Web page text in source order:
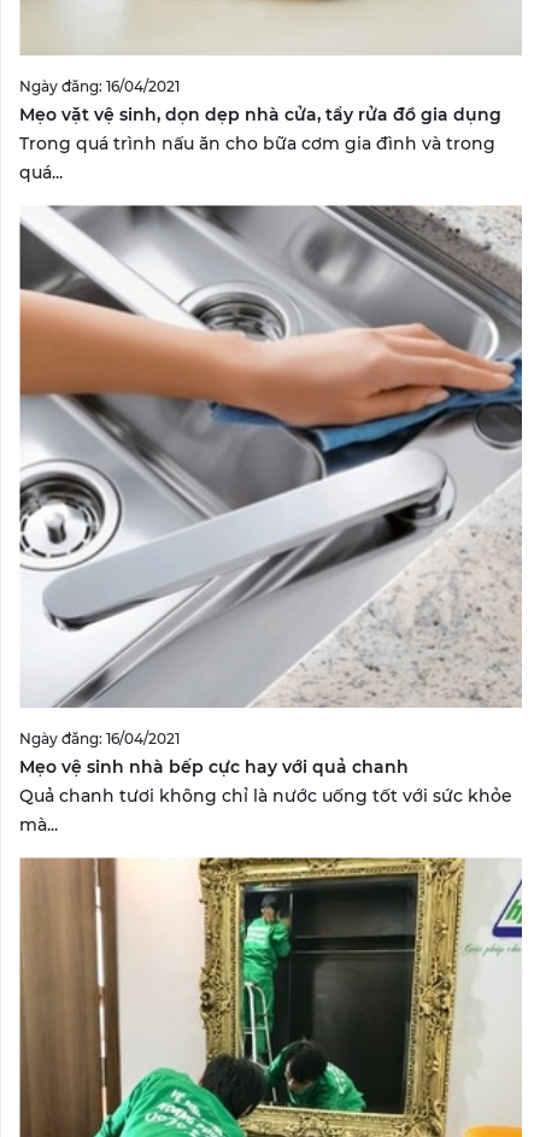
Ngày đăng: 16/04/2021
Mẹo vặt vệ sinh, dọn dẹp nhà cửa, tẩy rửa đồ gia dụng
Trong quá trình nấu ăn cho bữa cơm gia đình và trong
quá...
Ngày đăng: 16/04/2021
Mẹo vệ sinh nhà bếp cực hay với quả chanh
Quả chanh tươi không chỉ là nước uống tốt với sức khỏe
mà...